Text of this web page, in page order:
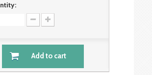
Add to cart